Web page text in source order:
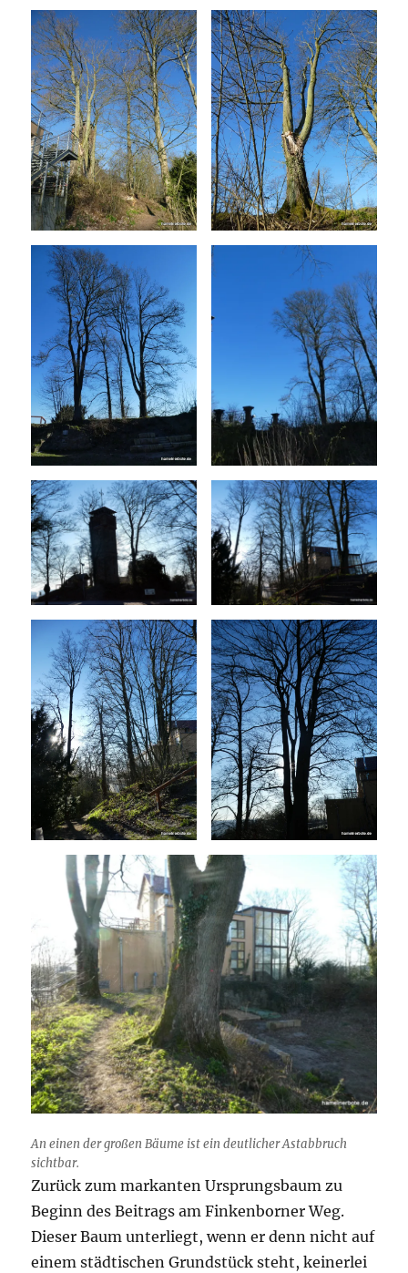
An einen der großen Bäume ist ein deutlicher Astabbruch
sichtbar.
Zurück zum markanten Ursprungsbaum zu
Beginn des Beitrags am Finkenborner Weg.
Dieser Baum unterliegt, wenn er denn nicht auf
einem städtischen Grundstück steht, keinerlei